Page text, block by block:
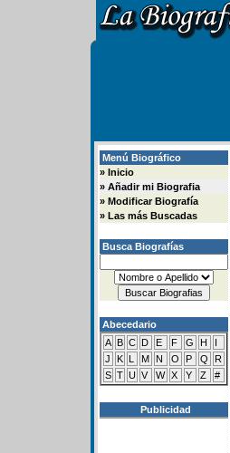
Menú Biográfico
» Inicio
» Añadir mi Biografia
» Modificar Biografía
» Las más Buscadas
Busca Biografías
Abecedario
A B C D E F G H
I
J
K L M N O P Q
R
S T U V W X Y Z #
Publicidad